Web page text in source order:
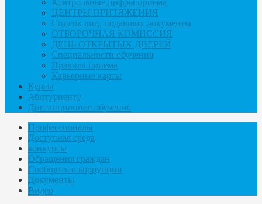
ЦЕНТРЫ ПРИТЯЖЕНИЯ
Список лиц, подавших документы
ОТБОРОЧНАЯ КОМИССИЯ
ДЕНЬ ОТКРЫТЫХ ДВЕРЕЙ
Специальности обучения
Правила приема
Карьерные карты
Курсы
Абитуриенту
Дистанционное обучение
Профессионалы
Доступная среда
конкурсы
Обращения граждан
Сообщить о коррупции
Документы
Видео